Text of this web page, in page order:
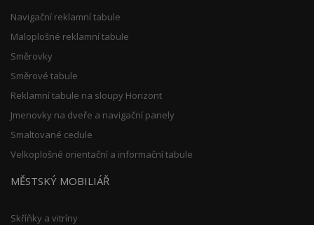
Navigační reklamní tabule
Maloplošné reklamní tabule
Směrovky
Směrové tabule
Reklamní tabule na sloupy Horizont
Jmenovky na dveře a navigační panely
Smaltované cedule
Velkoplošné orientační a informační tabule
MĚSTSKÝ MOBILIÁŘ
Skříňky a vitríny